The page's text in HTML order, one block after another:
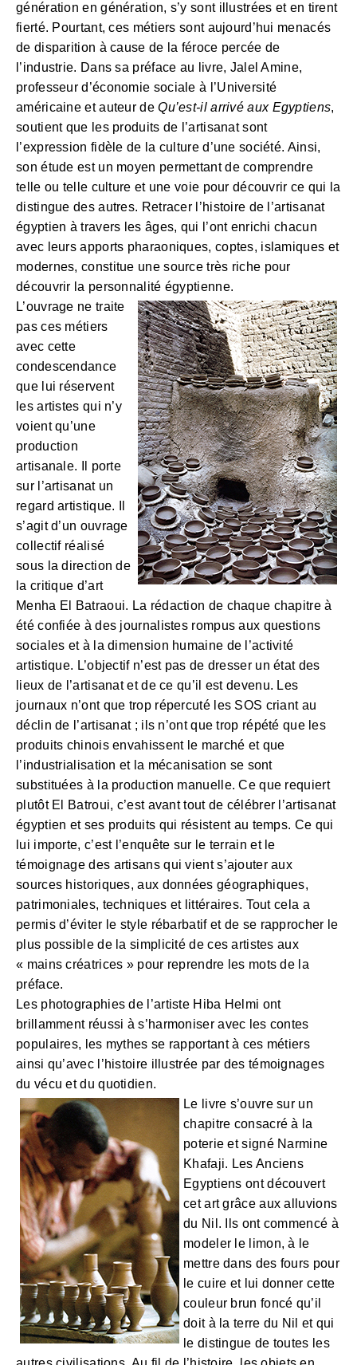
génération en génération, s’y sont illustrées et en tirent
fierté. Pourtant, ces métiers sont aujourd’hui menacés
de disparition à cause de la féroce percée de
l’industrie. Dans sa préface au livre, Jalel Amine,
professeur d’économie sociale à l’Université
américaine et auteur deQu’est-il arrivé aux Egyptiens,
soutient que les produits de l’artisanat sont
l’expression fidèle de la culture d’une société. Ainsi,
son étude est un moyen permettant de comprendre
telle ou telle culture et une voie pour découvrir ce qui la
distingue des autres. Retracer l’histoire de l’artisanat
égyptien à travers les âges, qui l’ont enrichi chacun
avec leurs apports pharaoniques, coptes, islamiques et
modernes, constitue une source très riche pour
découvrir la personnalité égyptienne.
L’ouvrage ne traite
pas ces métiers
avec cette
condescendance
que lui réservent
les artistes qui n’y
voient qu’une
production
artisanale. Il porte
sur l’artisanat un
regard artistique. Il
s’agit d’un ouvrage
collectif réalisé
sous la direction de
la critique d’art
Menha El Batraoui. La rédaction de chaque chapitre à
été confiée à des journalistes rompus aux questions
sociales et à la dimension humaine de l’activité
artistique. L’objectif n’est pas de dresser un état des
lieux de l’artisanat et de ce qu’il est devenu. Les
journaux n’ont que trop répercuté les SOS criant au
déclin de l’artisanat ; ils n’ont que trop répété que les
produits chinois envahissent le marché et que
l’industrialisation et la mécanisation se sont
substituées à la production manuelle. Ce que requiert
plutôt El Batroui, c’est avant tout de célébrer l’artisanat
égyptien et ses produits qui résistent au temps. Ce qui
lui importe, c’est l’enquête sur le terrain et le
témoignage des artisans qui vient s’ajouter aux
sources historiques, aux données géographiques,
patrimoniales, techniques et littéraires. Tout cela a
permis d’éviter le style rébarbatif et de se rapprocher le
plus possible de la simplicité de ces artistes aux
« mains créatrices » pour reprendre les mots de la
préface.
Les photographies de l’artiste Hiba Helmi ont
brillamment réussi à s’harmoniser avec les contes
populaires, les mythes se rapportant à ces métiers
ainsi qu’avec l’histoire illustrée par des témoignages
du vécu et du quotidien.
Le livre s’ouvre sur un
chapitre consacré à la
poterie et signé Narmine
Khafaji. Les Anciens
Egyptiens ont découvert
cet art grâce aux alluvions
du Nil. Ils ont commencé à
modeler le limon, à le
mettre dans des fours pour
le cuire et lui donner cette
couleur brun foncé qu’il
doit à la terre du Nil et qui
le distingue de toutes les